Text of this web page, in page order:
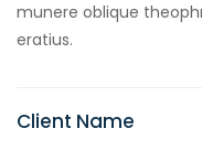
munere oblique
eratius.
Client Name